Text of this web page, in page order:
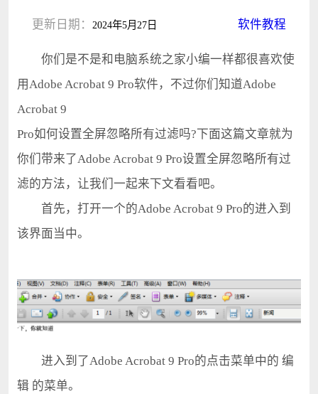
更新日期： 2024年5月27日 软件教程
你们是不是和电脑系统之家小编一样都很喜欢使
用Adobe Acrobat 9 Pro软件，不过你们知道Adobe
Acrobat 9
Pro如何设置全屏忽略所有过滤吗?下面这篇文章就为
你们带来了Adobe Acrobat 9 Pro设置全屏忽略所有过
滤的方法，让我们一起来下文看看吧。
首先，打开一个的Adobe Acrobat 9 Pro的进入到
该界面当中。
进入到了Adobe Acrobat 9 Pro的点击菜单中的 编
辑 的菜单。